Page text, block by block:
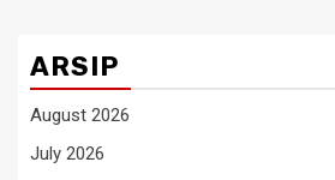
ARSIP
August 2026
July 2026